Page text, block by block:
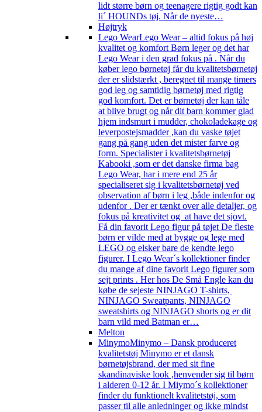
lidt større børn og teenagere rigtig godt kan
li´ HOUNDs tøj. Når de nyeste…
Højtryk
Lego WearLego Wear – altid fokus på høj
kvalitet og komfort Børn leger og det har
Lego Wear i den grad fokus på . Når du
køber lego børnetøj får du kvalitetsbørnetøj
der er slidstærkt , beregnet til mange timers
god leg og samtidig børnetøj med rigtig
god komfort. Det er børnetøj der kan tåle
at blive brugt og når dit barn kommer glad
hjem indsmurt i mudder, chokoladekage og
leverpostejsmadder ,kan du vaske tøjet
gang på gang uden det mister farve og
form. Specialister i kvalitetsbørnetøj
Kabooki ,som er det danske firma bag
Lego Wear, har i mere end 25 år
specialiseret sig i kvalitetsbørnetøj ved
observation af børn i leg ,både indenfor og
udenfor . Der er tænkt over alle detaljer, og
fokus på kreativitet og at have det sjovt.
Få din favorit Lego figur på tøjet De fleste
børn er vilde med at bygge og lege med
LEGO og elsker bare de kendte lego
figurer. I Lego Wear´s kollektioner finder
du mange af dine favorit Lego figurer som
sejt prints . Her hos De Små Engle kan du
købe de sejeste NINJAGO T-shirts,
NINJAGO Sweatpants, NINJAGO
sweatshirts og NINJAGO shorts og er dit
barn vild med Batman er…
Melton
MinymoMinymo – Dansk produceret
kvalitetstøj Minymo er et dansk
børnetøjsbrand, der med sit fine
skandinaviske look ,henvender sig til børn
i alderen 0-12 år. I Miymo´s kollektioner
finder du funktionelt kvalitetstøj, som
passer til alle anledninger og ikke mindst